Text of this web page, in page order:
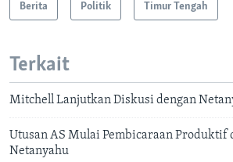
Berita Politik Timur Tengah
Terkait
Mitchell Lanjutkan Diskusi dengan
Utusan AS Mulai Pembicaraan Produktif
Netanyahu